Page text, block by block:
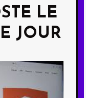
LE
JOUR